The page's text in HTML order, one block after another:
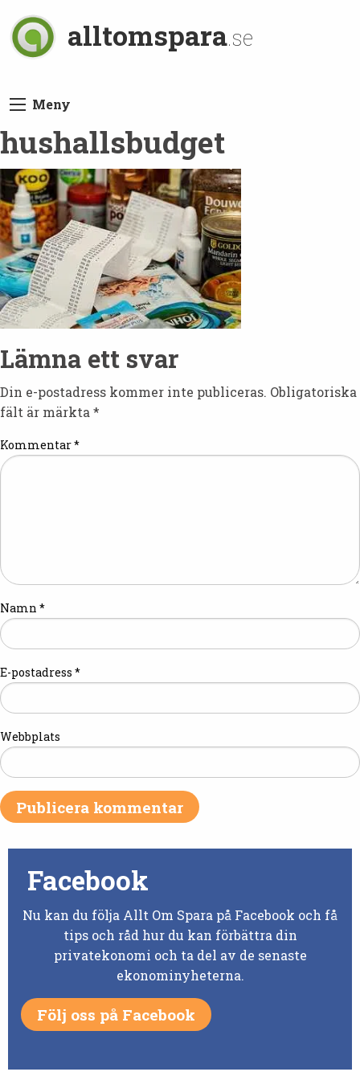
alltomspara.se
Meny
hushallsbudget
Lämna ett svar
Din e-postadress kommer inte publiceras. Obligatoriska
fält är märkta *
Kommentar*
Namn *
E-postadress *
Webbplats
Facebook
Nu kan du följa Allt Om Spara på Facebook och få
tips och råd hur du kan förbättra din
privatekonomi och ta del av de senaste
ekonominyheterna.
Följ oss på Facebook